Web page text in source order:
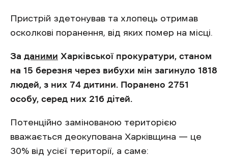
Пристрій здетонував та хлопець отримав
осколкові поранення, від яких помер на місці.
За даними Харківської прокуратури, станом
на 15 березня через вибухи мін загинуло 1818
людей, з них 74 дитини. Поранено 2751
особу, серед них 216 дітей.
Потенційно замінованою територією
вважається деокупована Харківщина — це
30% від усієї території, а саме: